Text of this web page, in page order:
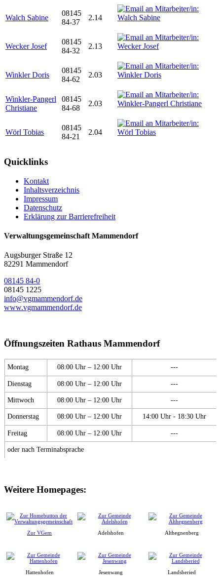
Walch Sabine
08145
84-37
2.14
Wecker Josef
08145
84-32
2.13
Winkler Doris
08145
84-62
2.03
Winkler-Pangerl
Christiane
08145
84-68
2.03
Wörl Tobias
08145
84-21
2.04
Quicklinks
Kontakt
Inhaltsverzeichnis
Impressum
Datenschutz
Erklärung zur Barrierefreiheit
Verwaltungsgemeinschaft Mammendorf
Augsburger Straße 12
82291 Mammendorf
08145 84-0
08145 1225
info@vgmammendorf.de
www.vgmammendorf.de
Öffnungszeiten Rathaus Mammendorf
Montag 08:00 Uhr – 12:00 Uhr ---
Dienstag 08:00 Uhr – 12:00 Uhr ---
Mittwoch 08:00 Uhr – 12:00 Uhr ---
Donnerstag 08:00 Uhr – 12:00 Uhr 14:00 Uhr - 18:30 Uhr
Freitag 08:00 Uhr – 12:00 Uhr ---
oder nach Terminabsprache
Weitere Homepages:
Zur VGem Adelshofen Althegnenberg
Hattenhofen Jesenwang Landsberied